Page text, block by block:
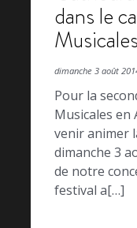
dans le
dimanche 3 août
Pour la
Musicales en
venir animer
dimanche 3
de notre
festival a[…]